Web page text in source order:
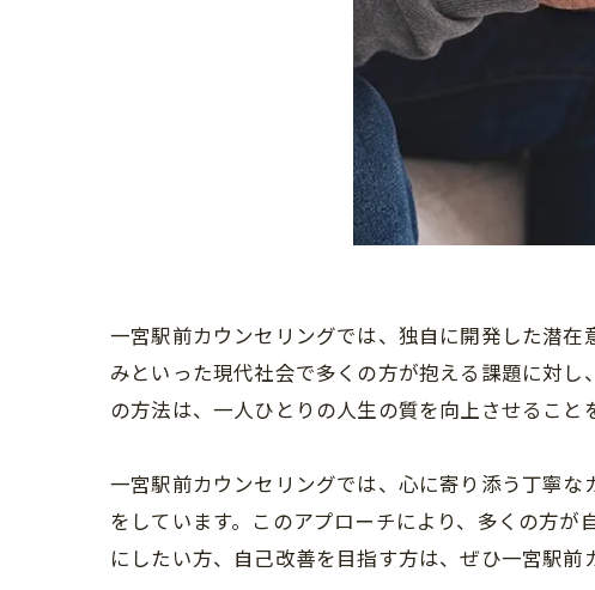
一宮駅前カウンセリングでは、独自に開発した潜
みといった現代社会で多くの方が抱える課題に対
の方法は、一人ひとりの人生の質を向上させること
一宮駅前カウンセリングでは、心に寄り添う丁寧
をしています。このアプローチにより、多くの方
にしたい方、自己改善を目指す方は、ぜひ一宮駅前